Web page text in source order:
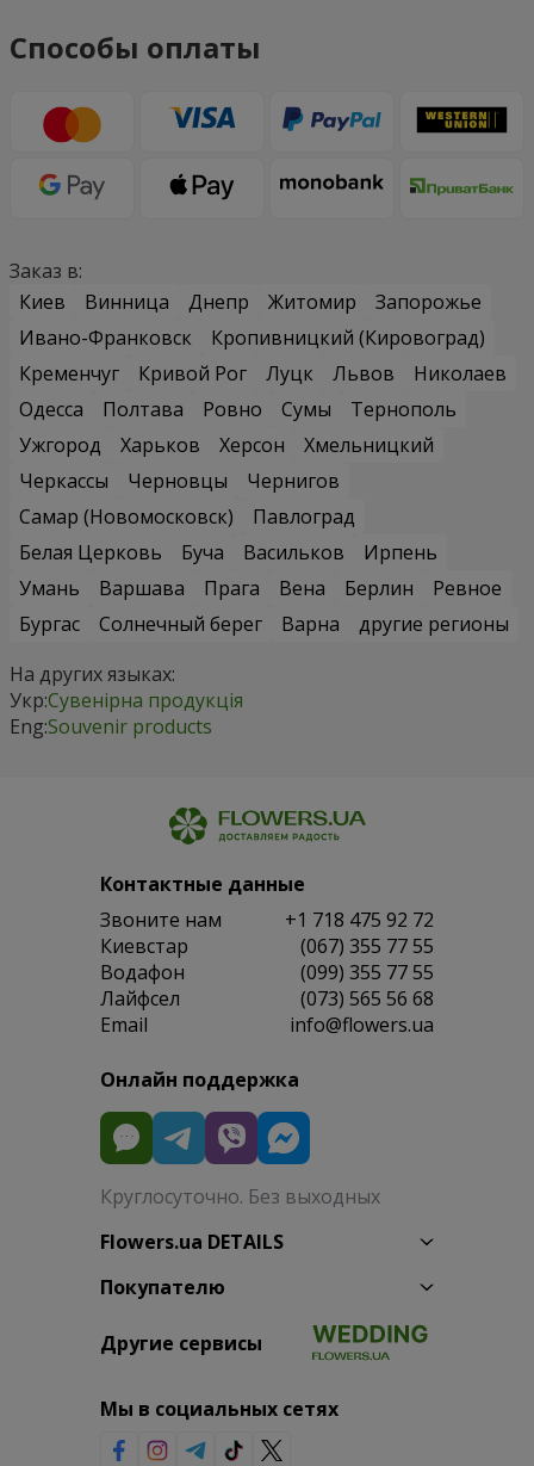
Способы оплаты
Заказ в:
Киев
Винница Днепр Житомир
Запорожье
Ивано-Франковск
Кропивницкий (Кировоград)
Кременчуг
Кривой Рог Луцк Львов
Николаев
Одесса
Полтава Ровно Сумы
Тернополь
Ужгород
Харьков Херсон
Хмельницкий
Черкассы
Черновцы
Чернигов
Самар (Новомосковск)
Павлоград
Белая Церковь
Буча Васильков
Ирпень
Умань
Варшава Прага Вена Берлин
Ревное
Бургас
Солнечный берег Варна
другие регионы
На других языках:
Укр:Сувенірна продукція
Eng:Souvenir products
Контактные данные
Звоните нам
+1 718 475 92 72
Киевстар
(067) 355 77 55
Водафон
(099) 355 77 55
Лайфсел
(073) 565 56 68
Email
info@flowers.ua
Онлайн поддержка
Круглосуточно. Без выходных
Flowers.ua DETAILS
Покупателю
Другие сервисы
Мы в социальных сетях